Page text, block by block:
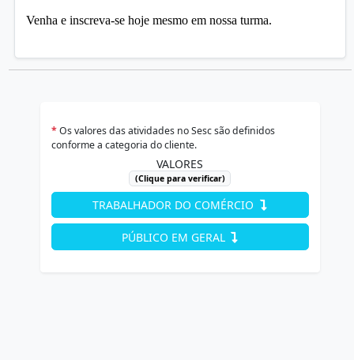
Venha e inscreva-se hoje mesmo em nossa turma.
*Os valores das atividades no Sesc são definidos
conforme a categoria do cliente.
VALORES
(Clique para verificar)
TRABALHADOR DO COMÉRCIO
PÚBLICO EM GERAL